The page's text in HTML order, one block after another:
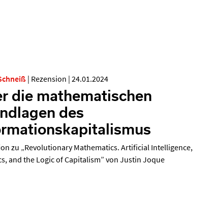
| Rezension | 24.01.2024
die mathematischen
des
zu „Revolutionary Mathematics. Artificial Intelligence,
and the Logic of Capitalism” von Justin Joque